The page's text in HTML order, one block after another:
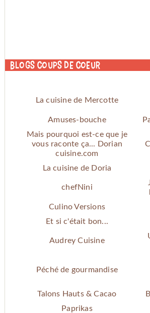
Blogs coups de coeur
La cuisine de Mercotte
Amuses-bouche
Mais pourquoi est-ce que je
vous raconte ça... Dorian
cuisine.com
La cuisine de Doria
chefNini
Culino Versions
Et si c'était bon...
Audrey Cuisine
Péché de gourmandise
Talons Hauts & Cacao
Paprikas